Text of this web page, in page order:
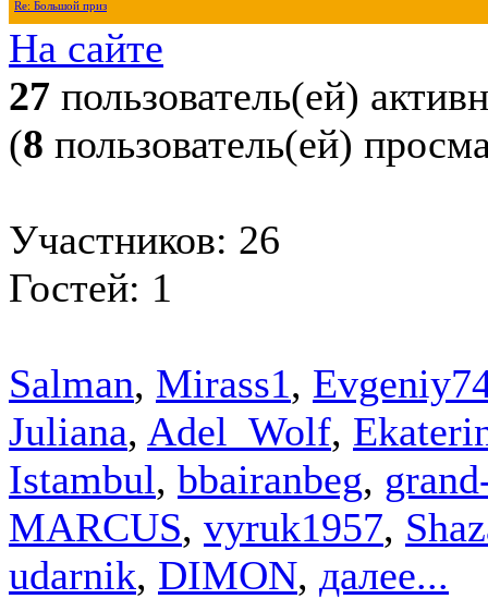
Re: Большой приз
На сайте
27 пользователь(ей)
(8 пользователь(ей)
Участников: 26
Гостей: 1
Salman, Mirass1,
Juliana, Adel_Wolf,
Istambul, bbairanbeg,
MARCUS, vyruk1957,
udarnik, DIMON, далее...